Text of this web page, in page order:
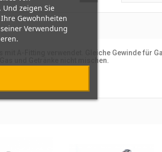
A-Fitting verwendet. Gleiche Gewinde für
und Getränke nicht mischen.
zeigen Sie
Gewohnheiten
Verwendung